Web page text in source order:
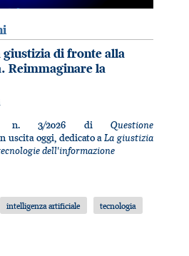
di fronte alla
Reimmaginare la
al n. 3/2026 di Questione
uscita oggi, dedicato aLa giustizia
dell'informazione
intelligenza artificiale tecnologia